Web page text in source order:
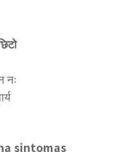
नः
sintomas